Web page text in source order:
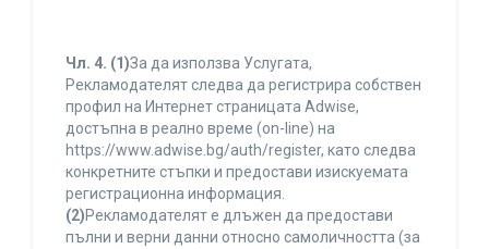
Чл. 4. (1)За да използва Услугата,
Рекламодателят следва да регистрира собствен
профил на Интернет страницата Adwise,
достъпна в реално време (on-line) на
https://www.adwise.bg/auth/register, като следва
конкретните стъпки и предостави изискуемата
регистрационна информация.
(2)Рекламодателят е длъжен да предостави
пълни и верни данни относно самоличността (за